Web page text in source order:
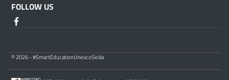
FOLLOW US
© 2026 - #SmartEducationUnescoSicilia